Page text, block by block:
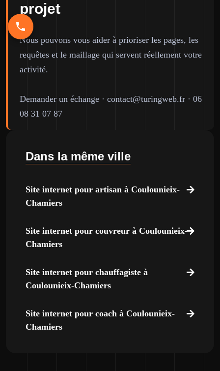
projet
Nous pouvons vous aider à prioriser les pages, les
requêtes et le maillage qui servent réellement votre
activité.
Demander un échange · contact@turingweb.fr · 06
08 31 07 87
Dans la même ville
Site internet pour artisan à Coulounieix-
Chamiers
Site internet pour couvreur à Coulounieix-
Chamiers
Site internet pour chauffagiste à
Coulounieix-Chamiers
Site internet pour coach à Coulounieix-
Chamiers